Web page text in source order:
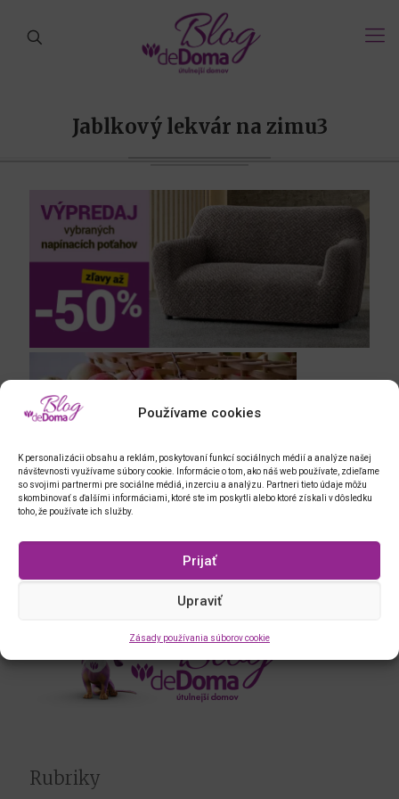
Používame cookies
K personalizácii obsahu a reklám, poskytovaní funkcí sociálnych médií a analýze našej
návštevnosti využívame súbory cookie. Informácie o tom, ako náš web používate, zdieľame
so svojimi partnermi pre sociálne médiá, inzerciu a analýzu. Partneri tieto údaje môžu
skombinovať s ďalšími informáciami, ktoré ste im poskytli alebo ktoré získali v dôsledku
toho, že používate ich služby.
Prijať
Upraviť
Zásady používania súborov cookie
Jablkový lekvár na zimu3
Rubriky